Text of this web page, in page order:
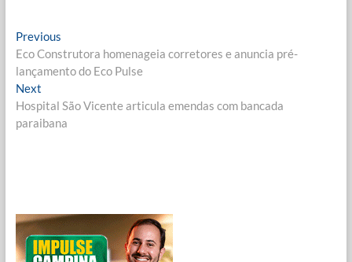
Navegação
de
Post
PreviousPrevious
post:
Eco Construtora homenageia corretores e anuncia pré-
lançamento do Eco Pulse
NextNext
post:
Hospital São Vicente articula emendas com bancada
paraibana